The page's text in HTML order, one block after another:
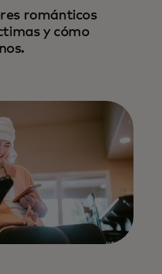
románticos
y cómo